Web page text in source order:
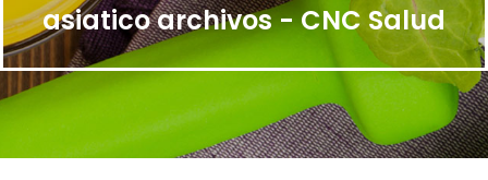
asiatico archivos - CNC Salud